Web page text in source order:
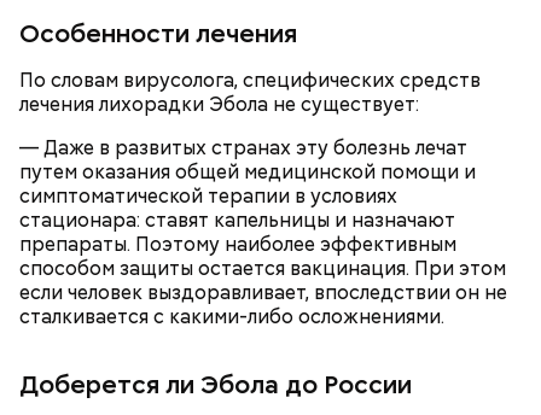
Особенности лечения
По словам вирусолога, специфических средств
лечения лихорадки Эбола не существует:
— Даже в развитых странах эту болезнь лечат
путем оказания общей медицинской помощи и
симптоматической терапии в условиях
стационара: ставят капельницы и назначают
препараты. Поэтому наиболее эффективным
способом защиты остается вакцинация. При этом
если человек выздоравливает, впоследствии он не
сталкивается с какими-либо осложнениями.
Доберется ли Эбола до России
Если после вскрытия переложить тушенку в
другую посуду, она не будет портиться сутки или
двое, добавила Русакова. В противном случае при
вскрытии происходят процессы окисления, и
металлическая упаковка начинает оказывать
— Для сервировки салата необходимо выложить
все ингредиенты в чашу, поджарить слайсы сыра
на сковороде и выложить их на салат, — дополнил
Белькович.